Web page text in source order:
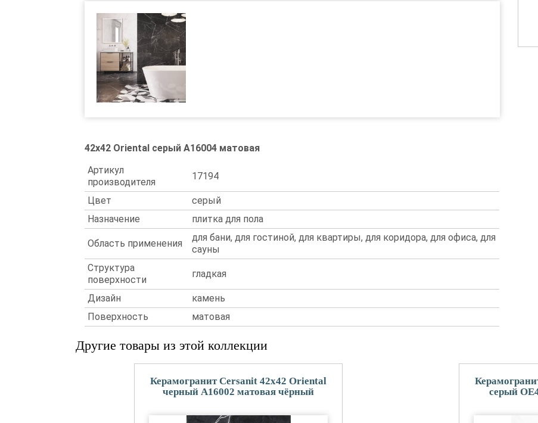
42x42 Oriental серый А16004 матовая
Артикул
производителя
17194
Цвет
серый
Назначение
плитка для пола
Область применения
для бани, для гостиной, для квартиры, для коридора, для офиса, для
сауны
Структура
поверхности
гладкая
Дизайн
камень
Поверхность
матовая
Другие товары из этой коллекции
Керамогранит Cersanit 42x42 Oriental
черный A16002 матовая чёрный
серый